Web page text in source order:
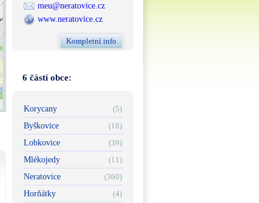
meu@neratovice.cz
www.neratovice.cz
Kompletní info
6 částí obce:
Korycany
(5)
Byškovice
(18)
Lobkovice
(39)
Mlékojedy
(11)
Neratovice
(360)
Horňátky
(4)